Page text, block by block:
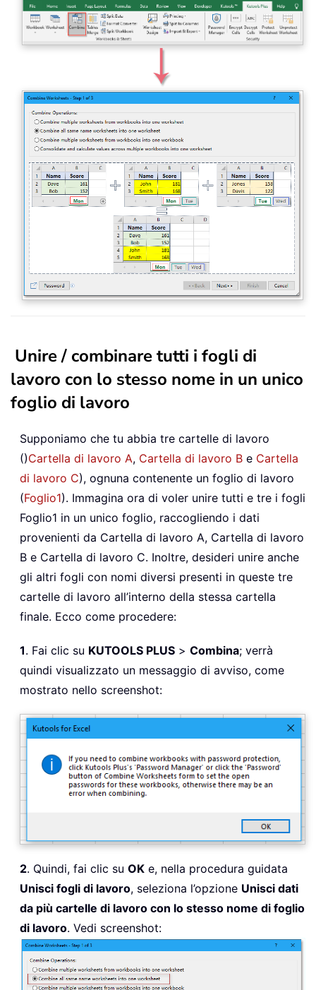
Unire / combinare tutti i fogli di
lavoro con lo stesso nome in un unico
foglio di lavoro
Supponiamo che tu abbia tre cartelle di lavoro
()Cartella di lavoro A, Cartella di lavoro B e Cartella
di lavoro C), ognuna contenente un foglio di lavoro
(Foglio1). Immagina ora di voler unire tutti e tre i fogli
Foglio1 in un unico foglio, raccogliendo i dati
provenienti da Cartella di lavoro A, Cartella di lavoro
B e Cartella di lavoro C. Inoltre, desideri unire anche
gli altri fogli con nomi diversi presenti in queste tre
cartelle di lavoro all’interno della stessa cartella
finale. Ecco come procedere:
1. Fai clic su KUTOOLS PLUS > Combina; verrà
quindi visualizzato un messaggio di avviso, come
mostrato nello screenshot:
2. Quindi, fai clic su OK e, nella procedura guidata
Unisci fogli di lavoro, seleziona l’opzione Unisci dati
da più cartelle di lavoro con lo stesso nome di foglio
di lavoro. Vedi screenshot: